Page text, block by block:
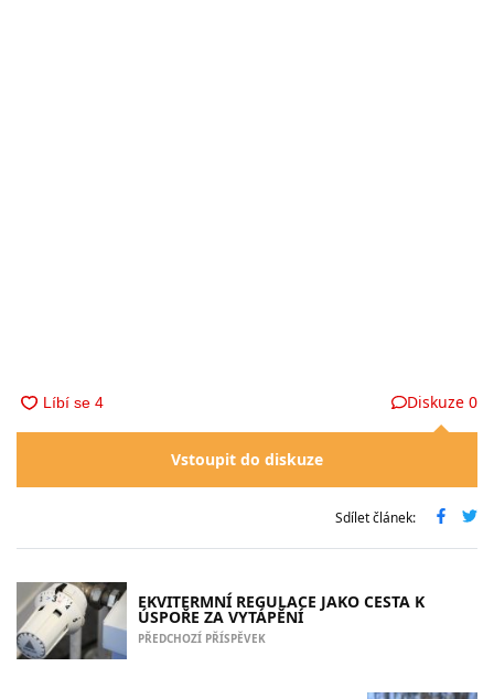
Diskuze 0
Vstoupit do diskuze
Sdílet článek:
EKVITERMNÍ REGULACE JAKO CESTA K
ÚSPOŘE ZA VYTÁPĚNÍ
PŘEDCHOZÍ PŘÍSPĚVEK